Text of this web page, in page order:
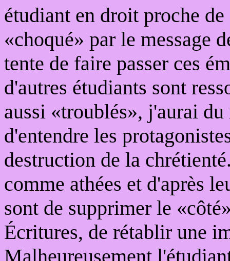
étudiant en droit proche
«choqué» par le message
tente de faire passer ces
d'autres étudiants sont
aussi «troublés», j'aurai
d'entendre les
destruction de la
comme athées et d'après
sont de supprimer le
Écritures, de rétablir une
Malheureusement